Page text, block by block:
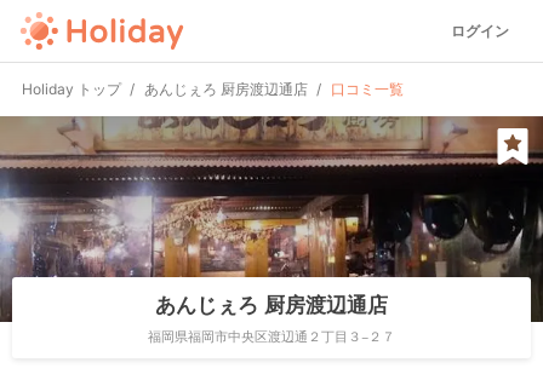
ログイン
Holiday トップ あんじぇろ 厨房渡辺通店 口コミ一覧
あんじぇろ 厨房渡辺通店
福岡県福岡市中央区渡辺通２丁目３−２７